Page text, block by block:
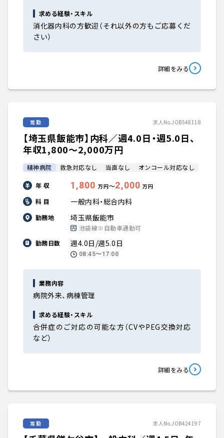
求める経験・スキル
消化器内科の方歓迎（それ以外の方もご応募くだ
さい）
詳細をみる
常勤 求人No.JOB548118
【埼玉県飯能市】内科／週4.0日・週5.0日、
年収1,800〜2,000万円
精神病院 救急対応なし 当直なし オンコール対応なし
年 収 1,800 万円〜2,000 万円
科 目 一般内科・総合内科
勤務地 埼玉県飯能市
池袋線※自動車通勤可
勤務日数
週4.0日/週5.0日
08:45〜17:00
業務内容
病院外来、病棟管理
求める経験・スキル
合併症のご対応の可能な方（CVやPEG交換対応
など）
詳細をみる
常勤 求人No.JOB424197